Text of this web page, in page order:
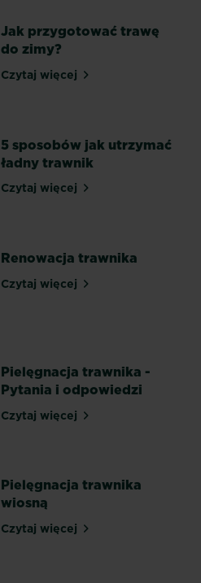
Jak przygotować trawę
do zimy?
Czytaj więcejJak przygotować trawę do
5 sposobów jak utrzymać
ładny trawnik
Czytaj więcej5 sposobów jak utrzymać
Renowacja trawnika
Czytaj więcejRenowacja trawnika
Pielęgnacja trawnika -
Pytania i odpowiedzi
Czytaj więcejPielęgnacja trawnika -
Pielęgnacja trawnika
wiosną
Czytaj więcejPielęgnacja trawnika